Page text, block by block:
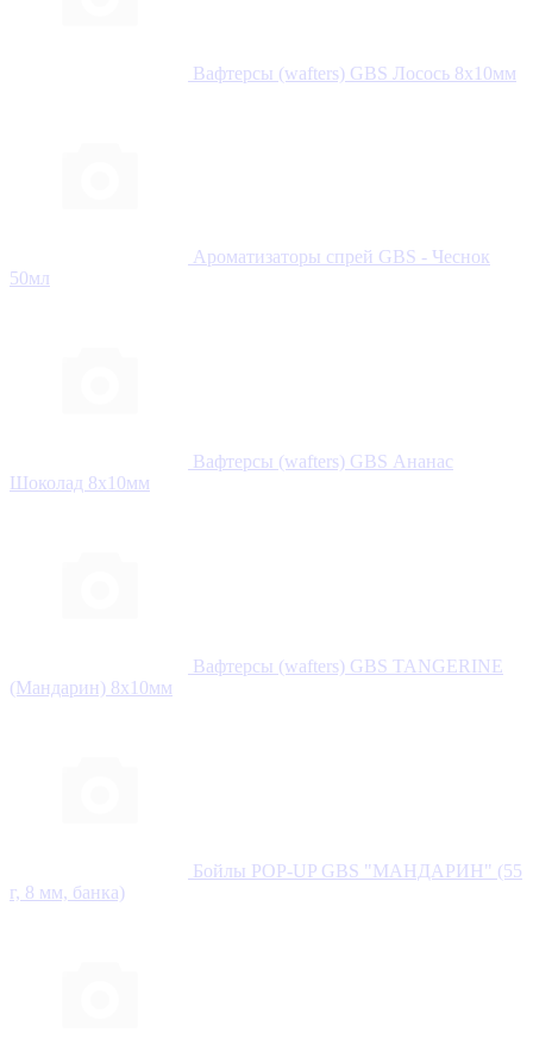
Вафтерсы (wafters) GBS Лосось 8x10мм
Ароматизаторы спрей GBS - Чеснок
50мл
Вафтерсы (wafters) GBS Ананас
Шоколад 8x10мм
Вафтерсы (wafters) GBS TANGERINE
(Мандарин) 8x10мм
Бойлы POP-UP GBS "МАНДАРИН" (55
г, 8 мм, банка)